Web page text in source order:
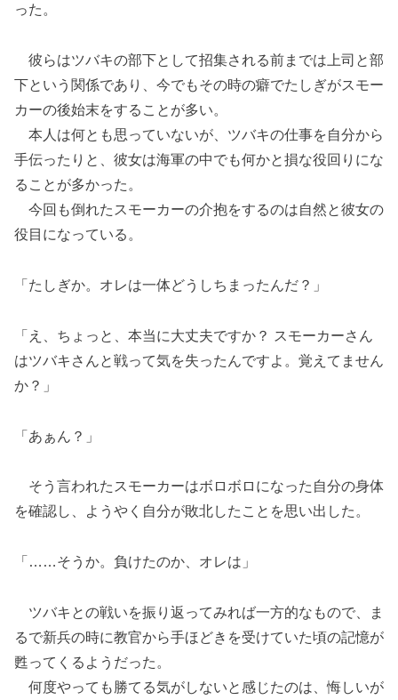
った。
彼らはツバキの部下として招集される前までは上司と部
下という関係であり、今でもその時の癖でたしぎがスモー
カーの後始末をすることが多い。
本人は何とも思っていないが、ツバキの仕事を自分から
手伝ったりと、彼女は海軍の中でも何かと損な役回りにな
ることが多かった。
今回も倒れたスモーカーの介抱をするのは自然と彼女の
役目になっている。
「たしぎか。オレは一体どうしちまったんだ？」
「え、ちょっと、本当に大丈夫ですか？ スモーカーさん
はツバキさんと戦って気を失ったんですよ。覚えてません
か？」
「あぁん？」
そう言われたスモーカーはボロボロになった自分の身体
を確認し、ようやく自分が敗北したことを思い出した。
「……そうか。負けたのか、オレは」
ツバキとの戦いを振り返ってみれば一方的なもので、ま
るで新兵の時に教官から手ほどきを受けていた頃の記憶が
甦ってくるようだった。
何度やっても勝てる気がしないと感じたのは、悔しいが